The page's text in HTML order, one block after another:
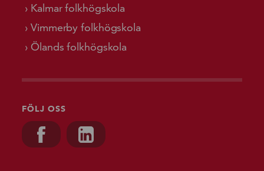
Kalmar folkhögskola
Vimmerby folkhögskola
Ölands folkhögskola
FÖLJ OSS
Besök oss på, Facebook
Besök oss på, Linkedin